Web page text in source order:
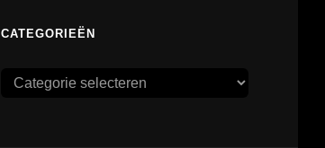
CATEGORIEËN
Categorieën